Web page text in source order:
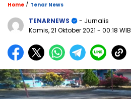
Home / Tenar News
TENARNEWS
- Jurnalis
Kamis, 21 Oktober 2021 - 00:18 WIB